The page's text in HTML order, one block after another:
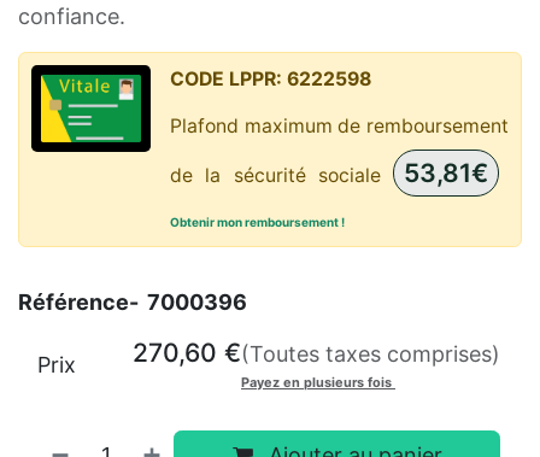
confiance.
CODE LPPR: 6222598
Plafond maximum de remboursement
de la sécurité sociale 53,81€
Obtenir mon remboursement !
Référence- 7000396
Prix 270,60 €(Toutes taxes comprises)
Payez en plusieurs fois